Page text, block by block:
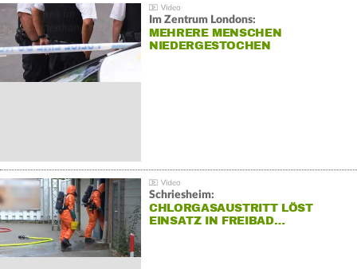
Im Zentrum Londons:
MEHRERE MENSCHEN
NIEDERGESTOCHEN
Schriesheim:
CHLORGASAUSTRITT LÖST
EINSATZ IN FREIBAD…